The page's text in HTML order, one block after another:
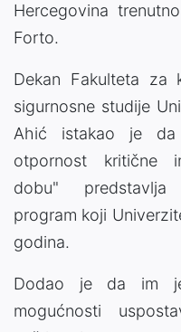
Hercegovina
Forto.
Dekan Fakulteta za
sigurnosne studije
Ahić istakao je
otpornost kritične
dobu" predstavlja
program koji
godina.
Dodao je da im
mogućnosti